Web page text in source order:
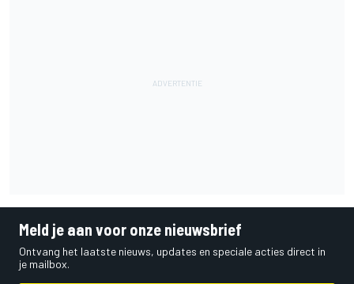
Meld je aan voor onze nieuwsbrief
Ontvang het laatste nieuws, updates en speciale acties direct in
je mailbox.